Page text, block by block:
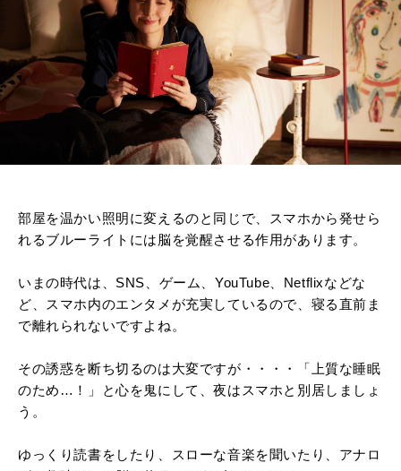
部屋を温かい照明に変えるのと同じで、スマホから発せら
れるブルーライトには脳を覚醒させる作用があります。
いまの時代は、SNS、ゲーム、YouTube、Netflixなどな
ど、スマホ内のエンタメが充実しているので、寝る直前ま
で離れられないですよね。
その誘惑を断ち切るのは大変ですが・・・・「上質な睡眠
のため…！」と心を鬼にして、夜はスマホと別居しましょ
う。
ゆっくり読書をしたり、スローな音楽を聞いたり、アナロ